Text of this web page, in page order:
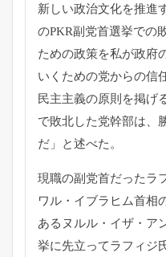
新しい政治文化を推進
のPKR副党首選挙での
ための政策を私が政府
いくための党からの信
民主主義の原則を掲げ
で敗北した党幹部は、
だ」
と述べた。
現職の副党首だったラ
ワル・ イブラヒム首相
あるヌルル・イザ・ ア
挙に先立ってラフィジ